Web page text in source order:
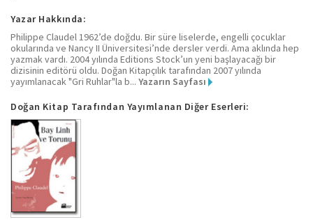
Yazar Hakkında:
Philippe Claudel 1962’de doğdu. Bir süre liselerde, engelli çocuklar
okularında ve Nancy II Üniversitesi’nde dersler verdi. Ama aklında hep
yazmak vardı. 2004 yılında Editions Stock’un yeni başlayacağı bir
dizisinin editörü oldu. Doğan Kitapçılık tarafından 2007 yılında
yayımlanacak "Gri Ruhlar"la b... Yazarın Sayfası
Doğan Kitap Tarafından Yayımlanan Diğer Eserleri: